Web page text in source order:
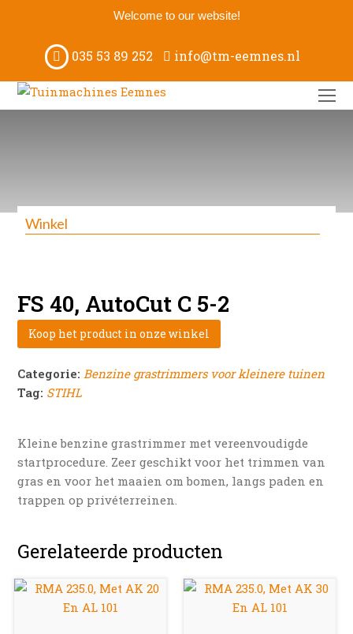
Welcome to our website!
035 53 89 252 info@tm-eemnes.nl
Winkel
FS 40, AutoCut C 5-2
Koop het product in onze winkel
Categorie: Benzine grastrimmers voor kleinere tuinen
Tag: STIHL
Kleine benzine grastrimmer met vereenvoudigde
startprocedure. Zeer geschikt voor het trimmen van
gras en voor het maaien om bomen, langs paden en
trappen op privéterreinen.
Gerelateerde producten